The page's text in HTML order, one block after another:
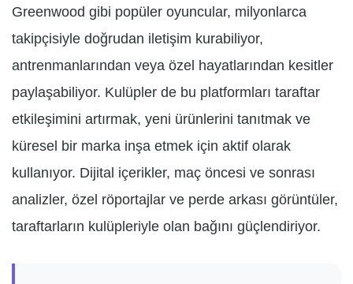
Greenwood gibi popüler oyuncular, milyonlarca
takipçisiyle doğrudan iletişim kurabiliyor,
antrenmanlarından veya özel hayatlarından kesitler
paylaşabiliyor. Kulüpler de bu platformları taraftar
etkileşimini artırmak, yeni ürünlerini tanıtmak ve
küresel bir marka inşa etmek için aktif olarak
kullanıyor. Dijital içerikler, maç öncesi ve sonrası
analizler, özel röportajlar ve perde arkası görüntüler,
taraftarların kulüpleriyle olan bağını güçlendiriyor.